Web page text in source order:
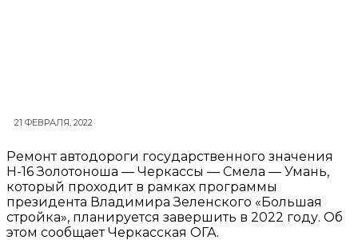
21 ФЕВРАЛЯ, 2022
Ремонт автодороги государственного значения
Н-16 Золотоноша — Черкассы — Смела — Умань,
который проходит в рамках программы
президента Владимира Зеленского «Большая
стройка», планируется завершить в 2022 году. Об
этом сообщает Черкасская ОГА.